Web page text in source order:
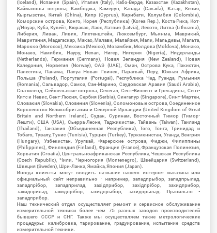
(Iceland), Испания (Spain), Италия (Italy), Кабо-Верде, Казахстан (Kazakhstan),
Каймановы острова, Камбоджа, Камерун, Канада (Canada), Катар, Кения,
Кыргызстан, Китай (China), Кипр (Cyprus), Кирибати, Колумбия (Colombia),
Коморские острова, Конго, Корея (Республика) (Korea Rep.), Коста-Рика, Кот-
д'Ивуар, Куба, Кувейт, Кюрасао, Лаос, Латвия (Latvia), Лесото, Литва (Lithuania),
Либерия, Ливан, Ливия, Лихтенштейн, Люксембург, Мьянма, Маврикий,
Мавритания, Мадагаскар, Макао, Малави, Малайзия, Мали, Мальдивы, Мальта,
Марокко (Morocco), Мексика (Mexico), Мозамбик, Молдова (Moldova), Монако,
Монако, Намибия, Науру, Непал, Нигер, Нигерия (Nigeria), Нидерланды
(Netherlands), Германия (Germany), Новая Зеландия (New Zealand), Новая
Каледония, Норвегия (Norway), ОАЭ (UAE), Оман, Острова Кука, Пакистан,
Палестина, Панама, Папуа Новая Гвинея, Парагвай, Перу, Южная Африка,
Польша (Poland), Португалия (Portugal), Республика Чад, Руанда, Румыния
(Romania), Сальвадор, Самоа, Сан-Марино, Саудовская Аравия (Saudi Arabia),
Свазиленд, Сейшельские острова, Сенегал, Сент-Винсент и Гренадины, Сент-
Китс и Невис, Сент-Люсия, Сербия (Serbia), Сингапур (Singapore), Синт-Мартен,
Словакия (Slovakia), Словения (Slovenia), Соломоновые острова, Соединенное
Королевство Великобритании и Северной Ирландии (United Kingdom of Great
Britain and Northern Ireland), Судан, Суринам, Восточный Тимор (Тимор-
Лешти), США (USA), Сьерра-Леоне, Таджикистан, Тайвань (Taiwan), Таиланд
(Thailand), Танзания (Объединенная Республика), Того, Тонга, Тринидад и
Тобаго, Тувалу, Тунис (Tunisia), Турция (Turkey), Туркменистан, Уганда, Венгрия
(Hungary), Узбекистан, Уругвай, Фарерские острова, Фиджи, Филиппины
(Philippines), Финляндия (Finland), Франция (France), Французская Полинезия,
Хорватия (Croatia), Центральноафриканская Республика, Чешская Республика
(Czech Republic), Чили, Черногория (Montenegro), Швейцария (Switzerland),
Швеция (Sweden), Шри-Ланка, Ямайка, Япония (Japan).
Иногда клиенты могут вводить название нашего интернет магазина или
официальный сайт неправильно - например, западпрыбор, западпрылад,
западпрібор, западприлад, західприбор, західпрібор, захидприбор,
захидприлад, захидпрібор, захидпрыбор, захидпрылад. Правильно -
западприбор.
Наш технический отдел осуществляет ремонт и сервисное обслуживание
измерительной техники более чем 75 разных заводов производителей
бывшего СССР и СНГ. Также мы осуществляем такие метрологические
процедуры: калибровка, тарирование, градуирование, испытание средств
измерительной техники.